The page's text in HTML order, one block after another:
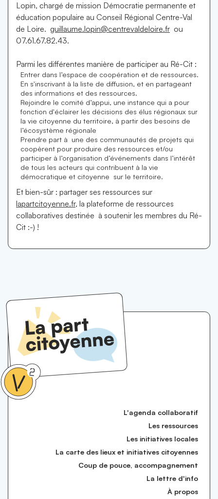
Lopin, chargé de mission Démocratie permanente et
éducation populaire au Conseil Régional Centre-Val
de Loire. guillaume.lopin@centrevaldeloire.fr ou
07.61.67.82.43.
Parmi les différentes manière de participer au Ré-Cit :
Entrer dans l’espace de coopération et de ressources.
En s'inscrivant à la liste de diffusion, et en partageant
des informations et des ressources.
Rejoindre le comité d’appui, une instance qui a pour
fonction d'éclairer les décisions des élus régionaux sur
la vie citoyenne du territoire, à partir des besoins de
l’écosystème régionale
Prendre part à une des communautés de projets qui
coopèrent pour produire des ressources et/ou
participer à l’organisation d’événements dans l’intérêt
de tous les acteurs qui contribuent à la vie
démocratique et citoyenne sur le territoire.
Et bien-sûr : partager ses ressources sur
lapartcitoyenne.fr, la plateforme de ressources
collaboratives destinée à soutenir les membres du Ré-
Cit :-) !
L'agenda collaboratif
Les ressources
Les initiatives locales
La carte des lieux et initiatives citoyennes
Coup de pouce, accompagnement
La lettre d'info
À propos